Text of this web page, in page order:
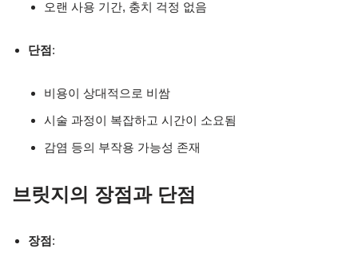
오랜 사용 기간, 충치 걱정 없음
단점:
비용이 상대적으로 비쌈
시술 과정이 복잡하고 시간이 소요됨
감염 등의 부작용 가능성 존재
브릿지의 장점과 단점
장점: